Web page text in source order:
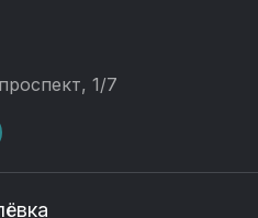
1/7